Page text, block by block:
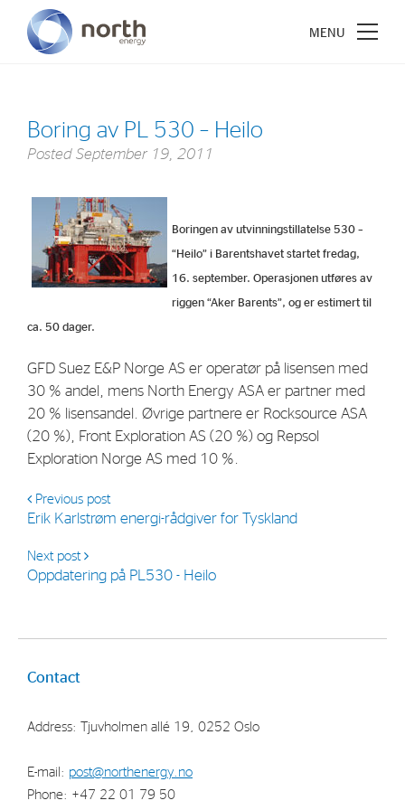
Boring av PL 530 – Heilo
Posted September 19, 2011
Boringen av utvinningstillatelse 530 –
“Heilo” i Barentshavet startet fredag,
16. september. Operasjonen utføres av
riggen “Aker Barents”, og er estimert til
ca. 50 dager.
GFD Suez E&P Norge AS er operatør på lisensen med
30 % andel, mens North Energy ASA er partner med
20 % lisensandel. Øvrige partnere er Rocksource ASA
(20 %), Front Exploration AS (20 %) og Repsol
Exploration Norge AS med 10 %.
Previous post
Erik Karlstrøm energi-rådgiver for Tyskland
Next post
Oppdatering på PL530 - Heilo
Contact
Address: Tjuvholmen allé 19, 0252 Oslo
E-mail: post@northenergy.no
Phone: +47 22 01 79 50
Company History
Board & Management
Industrial Holdings
Financial Investments
Strategy
Share Performance
Stock Exchange Releases
Corporate Governance